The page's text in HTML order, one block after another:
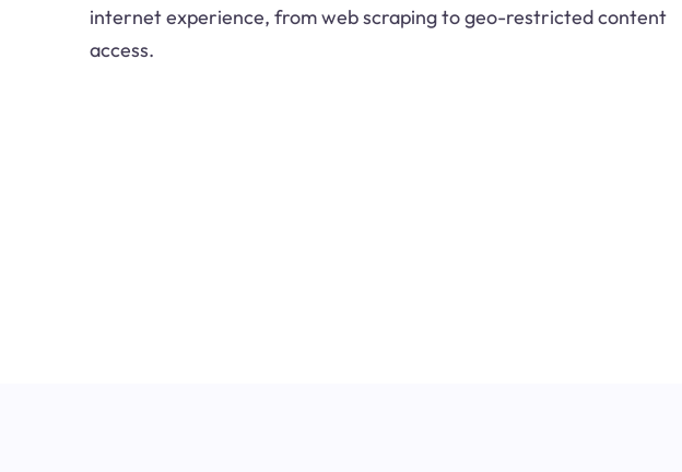
internet experience, from web scraping to geo-restricted content
access.